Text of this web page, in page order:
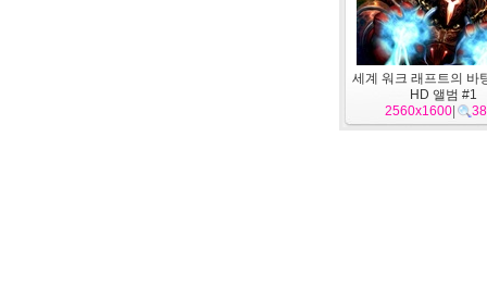
세계 워크 래프트의 바
HD 앨범 #1
2560x1600